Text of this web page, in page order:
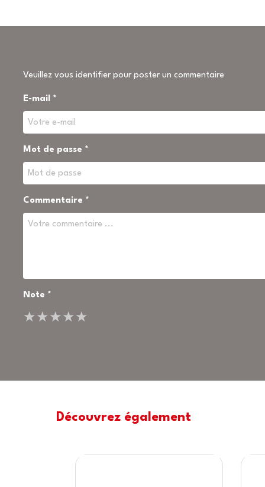
Veuillez vous identifier pour poster un commentaire
E-mail *
Mot de passe *
Commentaire *
Note *
★★★★★
Découvrez également